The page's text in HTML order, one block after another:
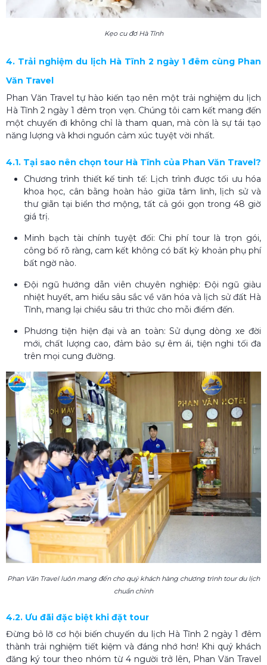
Kẹo cu đơ Hà Tĩnh
4. Trải nghiệm du lịch Hà Tĩnh 2 ngày 1 đêm cùng Phan
Văn Travel
Phan Văn Travel tự hào kiến tạo nên một trải nghiệm du lịch
Hà Tĩnh 2 ngày 1 đêm trọn vẹn. Chúng tôi cam kết mang đến
một chuyến đi không chỉ là tham quan, mà còn là sự tái tạo
năng lượng và khơi nguồn cảm xúc tuyệt vời nhất.
4.1. Tại sao nên chọn tour Hà Tĩnh của Phan Văn Travel?
Chương trình thiết kế tinh tế: Lịch trình được tối ưu hóa
khoa học, cân bằng hoàn hảo giữa tâm linh, lịch sử và
thư giãn tại biển thơ mộng, tất cả gói gọn trong 48 giờ
giá trị.
Minh bạch tài chính tuyệt đối: Chi phí tour là trọn gói,
công bố rõ ràng, cam kết không có bất kỳ khoản phụ phí
bất ngờ nào.
Đội ngũ hướng dẫn viên chuyên nghiệp: Đội ngũ giàu
nhiệt huyết, am hiểu sâu sắc về văn hóa và lịch sử đất Hà
Tĩnh, mang lại chiều sâu tri thức cho mỗi điểm đến.
Phương tiện hiện đại và an toàn: Sử dụng dòng xe đời
mới, chất lượng cao, đảm bảo sự êm ái, tiện nghi tối đa
trên mọi cung đường.
Phan Văn Travel luôn mang đến cho quý khách hàng chương trình tour du lịch
chuẩn chỉnh
4.2. Ưu đãi đặc biệt khi đặt tour
Đừng bỏ lỡ cơ hội biến chuyến du lịch Hà Tĩnh 2 ngày 1 đêm
thành trải nghiệm tiết kiệm và đáng nhớ hơn! Khi quý khách
đăng ký tour theo nhóm từ 4 người trở lên, Phan Văn Travel